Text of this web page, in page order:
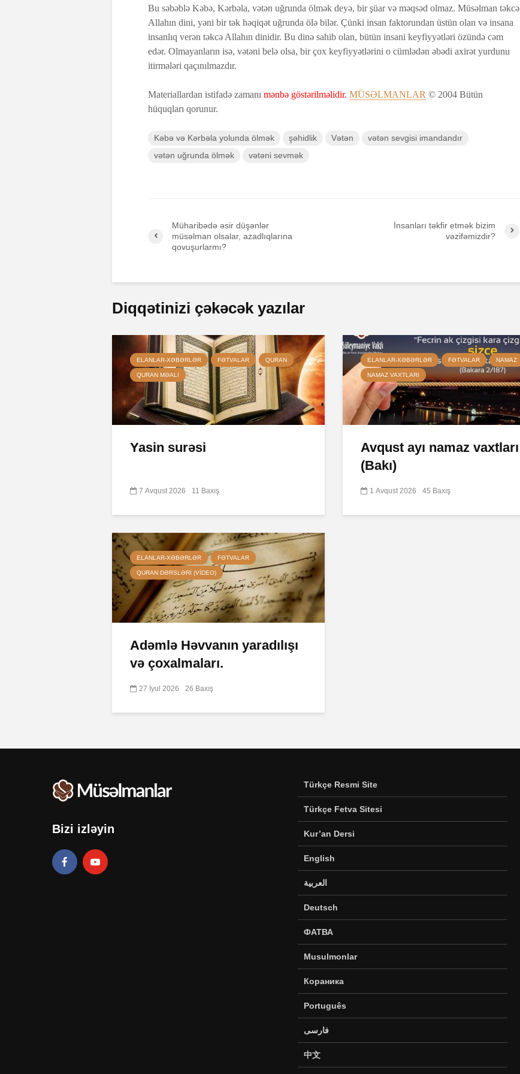
Bu səbəblə Kəbə, Kərbəla, vətən uğrunda ölmək deyə, bir şüar və məqsəd olmaz. Müsəlman təkcə
Allahın dini, yəni bir tək həqiqət uğrunda ölə bilər. Çünki insan faktorundan üstün olan və insana
insanlıq verən təkcə Allahın dinidir. Bu dinə sahib olan, bütün insani keyfiyyətləri özündə cəm
edər. Olmayanların isə, vətəni belə olsa, bir çox keyfiyyətlərini o cümlədən əbədi axirət yurdunu
itirmələri qaçınılmazdır.
Materiallardan istifadə zamanı mənbə göstərilməlidir. MÜSƏLMANLAR © 2004 Bütün
hüquqları qorunur.
Kəbə və Kərbəla yolunda ölmək şəhidlik Vətən
vətən sevgisi imandandır
vətən uğrunda ölmək
vətəni sevmək
Müharibədə əsir düşənlər
müsəlman olsalar, azadlıqlarına
qovuşurlarmı?
İnsanları təkfir etmək bizim
vəzifəmizdir?
Diqqətinizi çəkəcək yazılar
ELANLAR-XƏBƏRLƏR FƏTVALAR QURAN
QURAN MƏALI
Yasin surəsi
7 Avqust 2026 11 Baxış
ELANLAR-XƏBƏRLƏR FƏTVALAR NAMAZ
NAMAZ VAXTLARI
Avqust ayı namaz vaxtları
(Bakı)
1 Avqust 2026 45 Baxış
ELANLAR-XƏBƏRLƏR FƏTVALAR
QURAN DƏRSLƏRI (VIDEO)
Adəmlə Həvvanın yaradılışı
və çoxalmaları.
27 İyul 2026 26 Baxış
Bizi izləyin
Türkçe Resmi Site
Türkçe Fetva Sitesi
Kur’an Dersi
English
العربية
Deutsch
ФАТВА
Musulmonlar
Кораника
Português
فارسی
中文